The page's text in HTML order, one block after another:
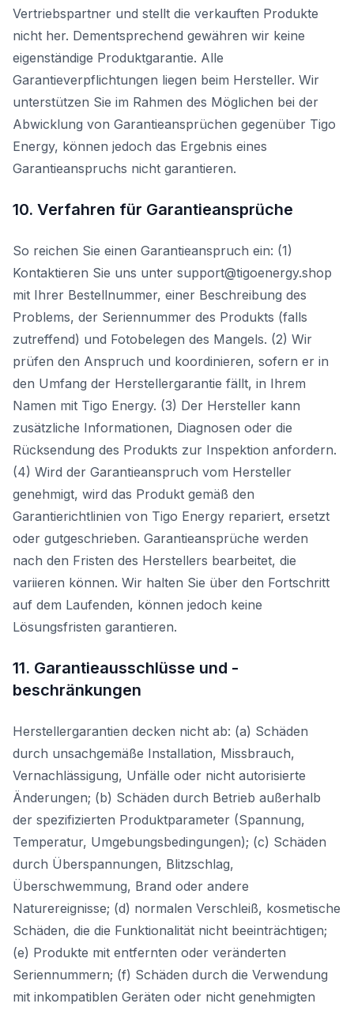
Vertriebspartner und stellt die verkauften Produkte
nicht her. Dementsprechend gewähren wir keine
eigenständige Produktgarantie. Alle
Garantieverpflichtungen liegen beim Hersteller. Wir
unterstützen Sie im Rahmen des Möglichen bei der
Abwicklung von Garantieansprüchen gegenüber Tigo
Energy, können jedoch das Ergebnis eines
Garantieanspruchs nicht garantieren.
10. Verfahren für Garantieansprüche
So reichen Sie einen Garantieanspruch ein: (1)
Kontaktieren Sie uns unter support@tigoenergy.shop
mit Ihrer Bestellnummer, einer Beschreibung des
Problems, der Seriennummer des Produkts (falls
zutreffend) und Fotobelegen des Mangels. (2) Wir
prüfen den Anspruch und koordinieren, sofern er in
den Umfang der Herstellergarantie fällt, in Ihrem
Namen mit Tigo Energy. (3) Der Hersteller kann
zusätzliche Informationen, Diagnosen oder die
Rücksendung des Produkts zur Inspektion anfordern.
(4) Wird der Garantieanspruch vom Hersteller
genehmigt, wird das Produkt gemäß den
Garantierichtlinien von Tigo Energy repariert, ersetzt
oder gutgeschrieben. Garantieansprüche werden
nach den Fristen des Herstellers bearbeitet, die
variieren können. Wir halten Sie über den Fortschritt
auf dem Laufenden, können jedoch keine
Lösungsfristen garantieren.
11. Garantieausschlüsse und -
beschränkungen
Herstellergarantien decken nicht ab: (a) Schäden
durch unsachgemäße Installation, Missbrauch,
Vernachlässigung, Unfälle oder nicht autorisierte
Änderungen; (b) Schäden durch Betrieb außerhalb
der spezifizierten Produktparameter (Spannung,
Temperatur, Umgebungsbedingungen); (c) Schäden
durch Überspannungen, Blitzschlag,
Überschwemmung, Brand oder andere
Naturereignisse; (d) normalen Verschleiß, kosmetische
Schäden, die die Funktionalität nicht beeinträchtigen;
(e) Produkte mit entfernten oder veränderten
Seriennummern; (f) Schäden durch die Verwendung
mit inkompatiblen Geräten oder nicht genehmigten